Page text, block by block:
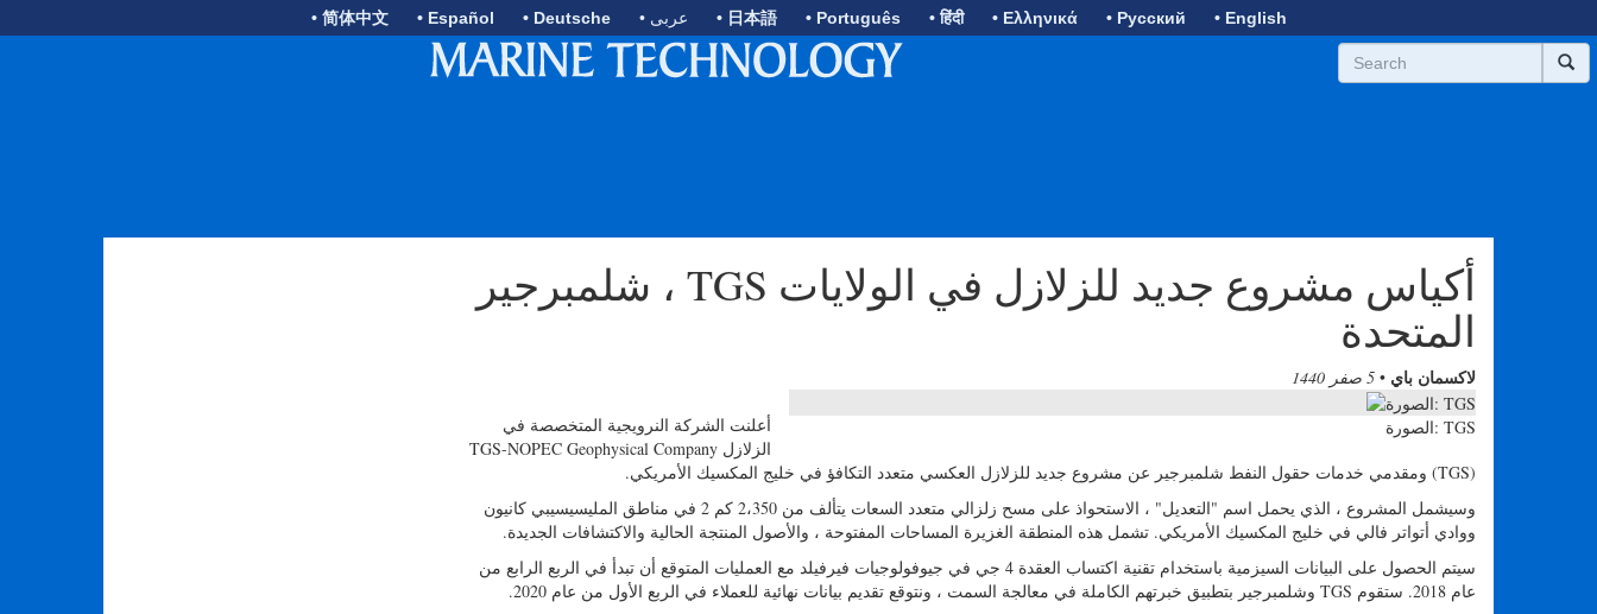
• 简体中文 • Español • Deutsche • عربى • 日本語 • Português • हिंदी • Ελληνικά • Русский • English
شلمبرجير ، TGS أكياس مشروع جديد للزلازل في الولايات
المتحدة
لاكسمان باي • 5 صفر 1440
الصورة: TGS
أعلنت الشركة النرويجية المتخصصة في
الزلازل TGS-NOPEC Geophysical Company
(TGS) ومقدمي خدمات حقول النفط شلمبرجير عن مشروع جديد للزلازل العكسي متعدد التكافؤ في خليج المكسيك الأمريكي.
وسيشمل المشروع ، الذي يحمل اسم "التعديل" ، الاستحواذ على مسح زلزالي متعدد السعات يتألف من 2،350 كم 2 في مناطق المليسيسيبي كانيون
ووادي أتواتر فالي في خليج المكسيك الأمريكي. تشمل هذه المنطقة الغزيرة المساحات المفتوحة ، والأصول المنتجة الحالية والاكتشافات الجديدة.
سيتم الحصول على البيانات السيزمية باستخدام تقنية اكتساب العقدة 4 جي في جيوفولوجيات فيرفيلد مع العمليات المتوقع أن تبدأ في الربع الرابع من
عام 2018. ستقوم TGS وشلمبرجير بتطبيق خبرتهم الكاملة في معالجة السمت ، ونتوقع تقديم بيانات نهائية للعملاء في الربع الأول من عام 2020.